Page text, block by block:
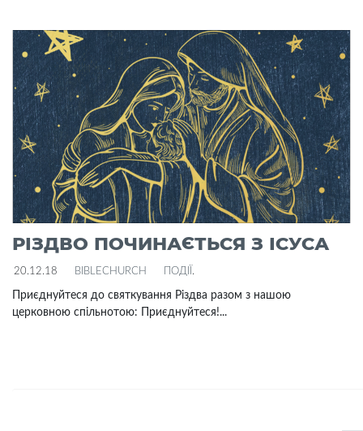
РІЗДВО ПОЧИНАЄТЬСЯ З ІСУСА
20.12.18 BIBLECHURCH ПОДІЇ .
Приєднуйтеся до святкування Різдва разом з нашою
церковною спільнотою: Приєднуйтеся!...